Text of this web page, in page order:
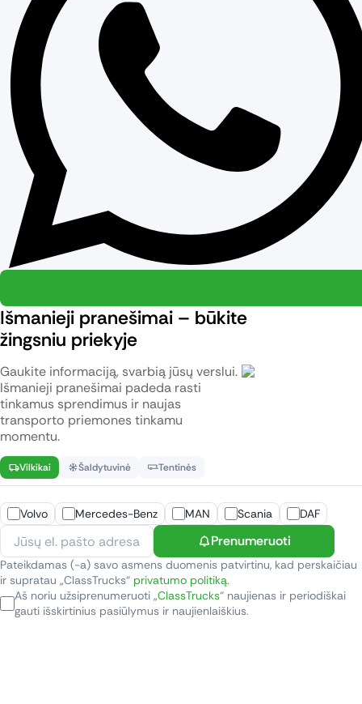
Išmanieji pranešimai – būkite
žingsniu priekyje
Gaukite informaciją, svarbią jūsų verslui.
Išmanieji pranešimai padeda rasti
tinkamus sprendimus ir naujas
transporto priemones tinkamu
momentu.
Vilkikai Šaldytuvinė Tentinės
Volvo Mercedes-Benz MAN Scania DAF
Prenumeruoti
Pateikdamas (-a) savo asmens duomenis patvirtinu, kad perskaičiau
ir supratau „ClassTrucks“ privatumo politiką.
Aš noriu užsiprenumeruoti „ClassTrucks“ naujienas ir periodiškai
gauti išskirtinius pasiūlymus ir naujienlaiškius.